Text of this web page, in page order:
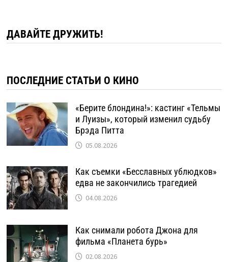
ДАВАЙТЕ ДРУЖИТЬ!
ПОСЛЕДНИЕ СТАТЬИ О КИНО
«Берите блондина!»: кастинг «Тельмы
и Луизы», который изменил судьбу
Брэда Питта
05.08.2026
Как съемки «Бесславных ублюдков»
едва не закончились трагедией
04.08.2026
Как снимали робота Джона для
фильма «Планета бурь»
02.08.2026